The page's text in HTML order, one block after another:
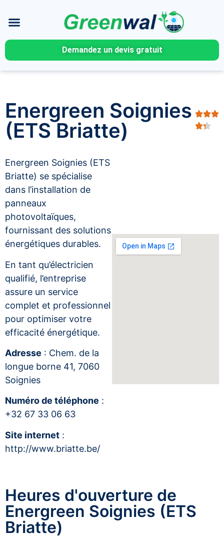
Demandez un devis gratuit
Energreen Soignies
(ETS Briatte)
Energreen Soignies (ETS
Briatte) se spécialise
dans l’installation de
panneaux
photovoltaïques,
fournissant des solutions
énergétiques durables.
En tant qu’électricien
qualifié, l’entreprise
assure un service
complet et professionnel
pour optimiser votre
efficacité énergétique.
Adresse : Chem. de la
longue borne 41, 7060
Soignies
Numéro de téléphone :
+32 67 33 06 63
Site internet :
http://www.briatte.be/
Heures d'ouverture de
Energreen Soignies (ETS
Briatte)